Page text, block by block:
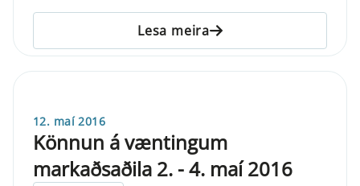
Lesa meira
12. maí 2016
Könnun á væntingum
markaðsaðila 2. - 4. maí 2016